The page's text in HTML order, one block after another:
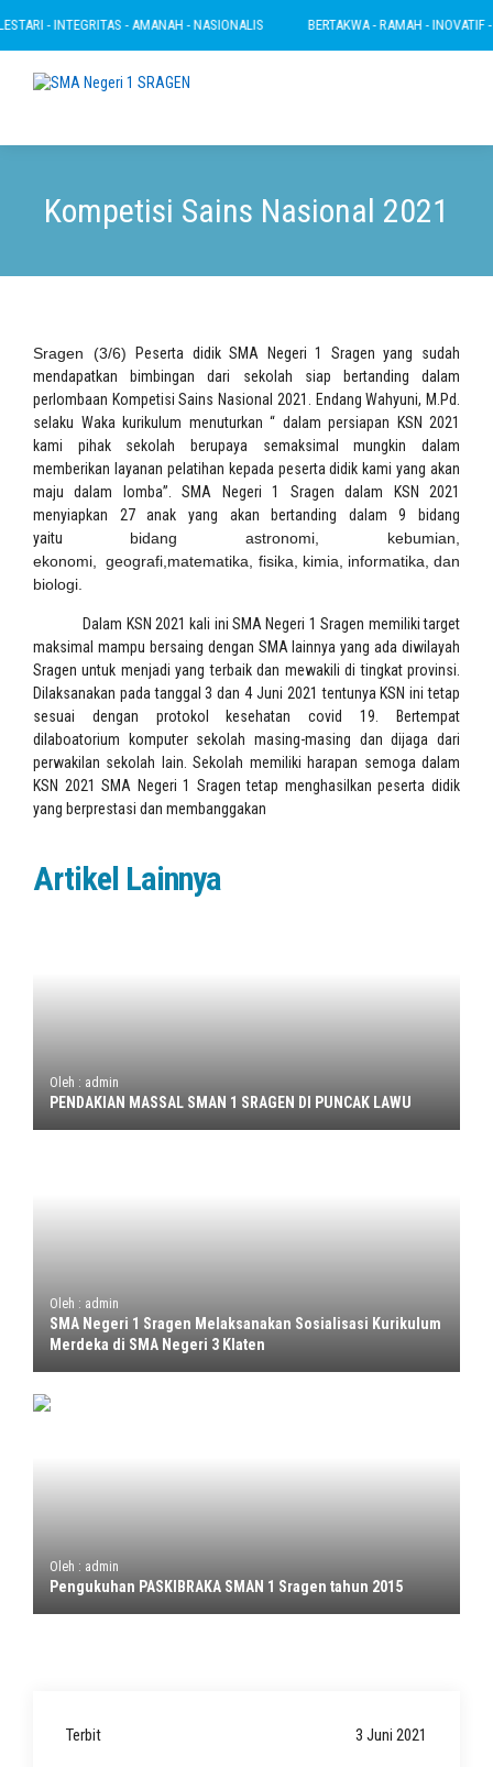
- INTEGRITAS - AMANAH - NASIONALIS BERTAKWA - RAMAH - INOVATIF -
Kompetisi Sains Nasional 2021
Sragen (3/6)
Peserta didik SMA Negeri 1 Sragen yang sudah
mendapatkan bimbingan dari sekolah siap bertanding dalam
perlombaan Kompetisi Sains Nasional 2021. Endang Wahyuni, M.Pd.
selaku Waka kurikulum menuturkan “ dalam persiapan KSN 2021
kami pihak sekolah berupaya semaksimal mungkin dalam
memberikan layanan pelatihan kepada peserta didik kami yang akan
maju dalam lomba”. SMA Negeri 1 Sragen dalam KSN 2021
menyiapkan 27 anak yang akan bertanding dalam 9 bidang
yaitu bidang astronomi, kebumian,
ekonomi,
geografi,matematika, fisika, kimia, informatika, dan
biologi.
Dalam KSN 2021 kali ini SMA Negeri 1 Sragen memiliki target
maksimal mampu bersaing dengan SMA lainnya yang ada diwilayah
Sragen untuk menjadi yang terbaik dan mewakili di tingkat provinsi.
Dilaksanakan pada tanggal 3 dan 4 Juni 2021 tentunya KSN ini tetap
sesuai dengan protokol kesehatan covid 19. Bertempat
dilaboatorium komputer sekolah masing-masing dan dijaga dari
perwakilan sekolah lain. Sekolah memiliki harapan semoga dalam
KSN 2021 SMA Negeri 1 Sragen tetap menghasilkan peserta didik
yang berprestasi dan membanggakan
Artikel Lainnya
Oleh : admin
PENDAKIAN MASSAL SMAN 1 SRAGEN DI PUNCAK LAWU
Oleh : admin
SMA Negeri 1 Sragen Melaksanakan Sosialisasi Kurikulum
Merdeka di SMA Negeri 3 Klaten
Oleh : admin
Pengukuhan PASKIBRAKA SMAN 1 Sragen tahun 2015
Terbit 3 Juni 2021